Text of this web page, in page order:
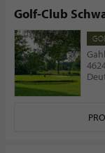
Golf-Club